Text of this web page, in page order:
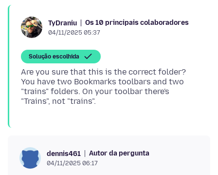
TyDraniu Os 10 principais colaboradores
04/11/2025 05:37
Solução escolhida
Are you sure that this is the correct folder?
You have two Bookmarks toolbars and two
"trains" folders. On your toolbar there's
dennis461 Autor da pergunta
04/11/2025 06:17